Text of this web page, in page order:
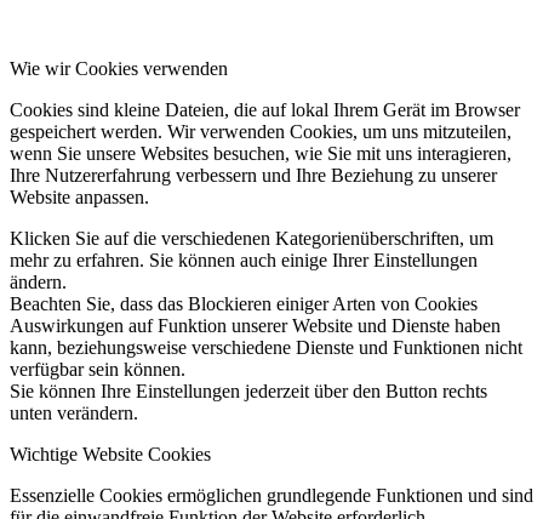
Wie wir Cookies verwenden
Cookies sind kleine Dateien, die auf lokal Ihrem Gerät im Browser
gespeichert werden. Wir verwenden Cookies, um uns mitzuteilen,
wenn Sie unsere Websites besuchen, wie Sie mit uns interagieren,
Ihre Nutzererfahrung verbessern und Ihre Beziehung zu unserer
Website anpassen.
Klicken Sie auf die verschiedenen Kategorienüberschriften, um
mehr zu erfahren. Sie können auch einige Ihrer Einstellungen
ändern.
Beachten Sie, dass das Blockieren einiger Arten von Cookies
Auswirkungen auf Funktion unserer Website und Dienste haben
kann, beziehungsweise verschiedene Dienste und Funktionen nicht
verfügbar sein können.
Sie können Ihre Einstellungen jederzeit über den Button rechts
unten verändern.
Wichtige Website Cookies
Essenzielle Cookies ermöglichen grundlegende Funktionen und sind